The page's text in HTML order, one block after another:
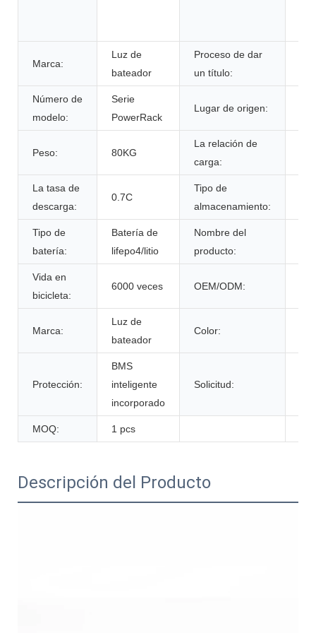
Marca:
Luz de
bateador
Proceso de dar
un título:
Número de
modelo:
Serie
PowerRack
Lugar de origen:
Peso: 80KG
La relación de
carga:
La tasa de
descarga:
0.7C
Tipo de
almacenamiento:
Tipo de
batería:
Batería de
lifepo4/litio
Nombre del
producto:
Vida en
bicicleta:
6000 veces OEM/ODM:
Marca:
Luz de
bateador
Color:
Protección:
BMS
inteligente
incorporado
Solicitud:
MOQ: 1 pcs
Descripción del Producto